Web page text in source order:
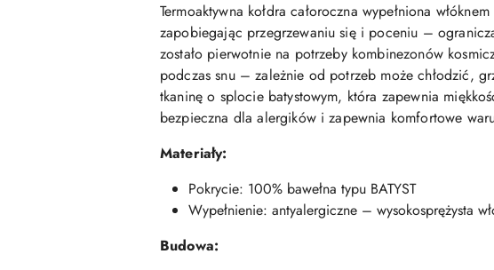
Termoaktywna kołdra całoroczna wypełniona
zapobiegając przegrzewaniu się i poceniu –
zostało pierwotnie na potrzeby kombinezonów
podczas snu – zależnie od potrzeb może chłodzić,
tkaninę o splocie batystowym, która zapewnia
bezpieczna dla alergików i zapewnia komfortowe
Materiały:
Pokrycie: 100% bawełna typu BATYST
Wypełnienie: antyalergiczne – wysokosprężysta
Budowa: